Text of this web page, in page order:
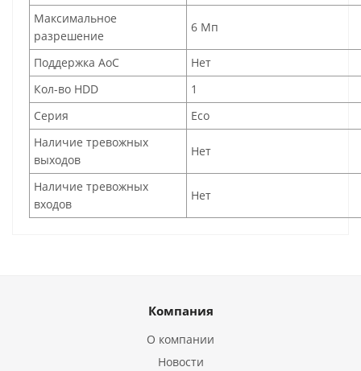
Максимальное
разрешение
6 Мп
Поддержка AoC
Нет
Кол-во HDD
1
Серия
Eco
Наличие тревожных
выходов
Нет
Наличие тревожных
входов
Нет
Компания
О компании
Новости